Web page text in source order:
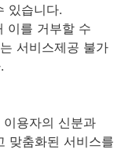
있습니다.
이를 거부할 수
서비스제공 불가
용자의 신분과
맞춤화된 서비스를